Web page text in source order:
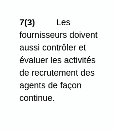
7(3)
Les
fournisseurs doivent
aussi contrôler et
évaluer les activités
de recrutement des
agents de façon
continue.